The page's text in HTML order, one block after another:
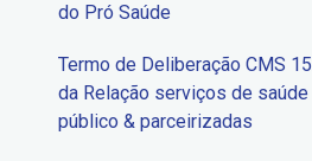
do Pró Saúde
Termo de Deliberação CMS
da Relação serviços de
público & parceirizadas